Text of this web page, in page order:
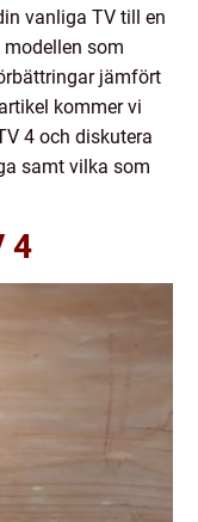
vanliga TV till en
modellen som
jämfört
kommer vi
4 och diskutera
samt vilka som
4